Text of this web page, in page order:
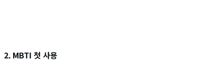
2. MBTI 첫 사용